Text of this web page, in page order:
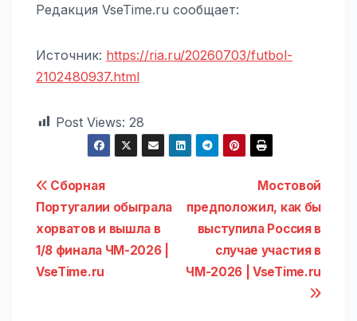
Редакция VseTime.ru сообщает:
Источник: https://ria.ru/20260703/futbol-
2102480937.html
Post Views: 28
Навигация
по
записям
Мостовой
предположил, как бы
выступила Россия в
случае участия в
ЧМ-2026 | VseTime.ru
Сборная
Португалии обыграла
хорватов и вышла в
1/8 финала ЧМ-2026 |
VseTime.ru